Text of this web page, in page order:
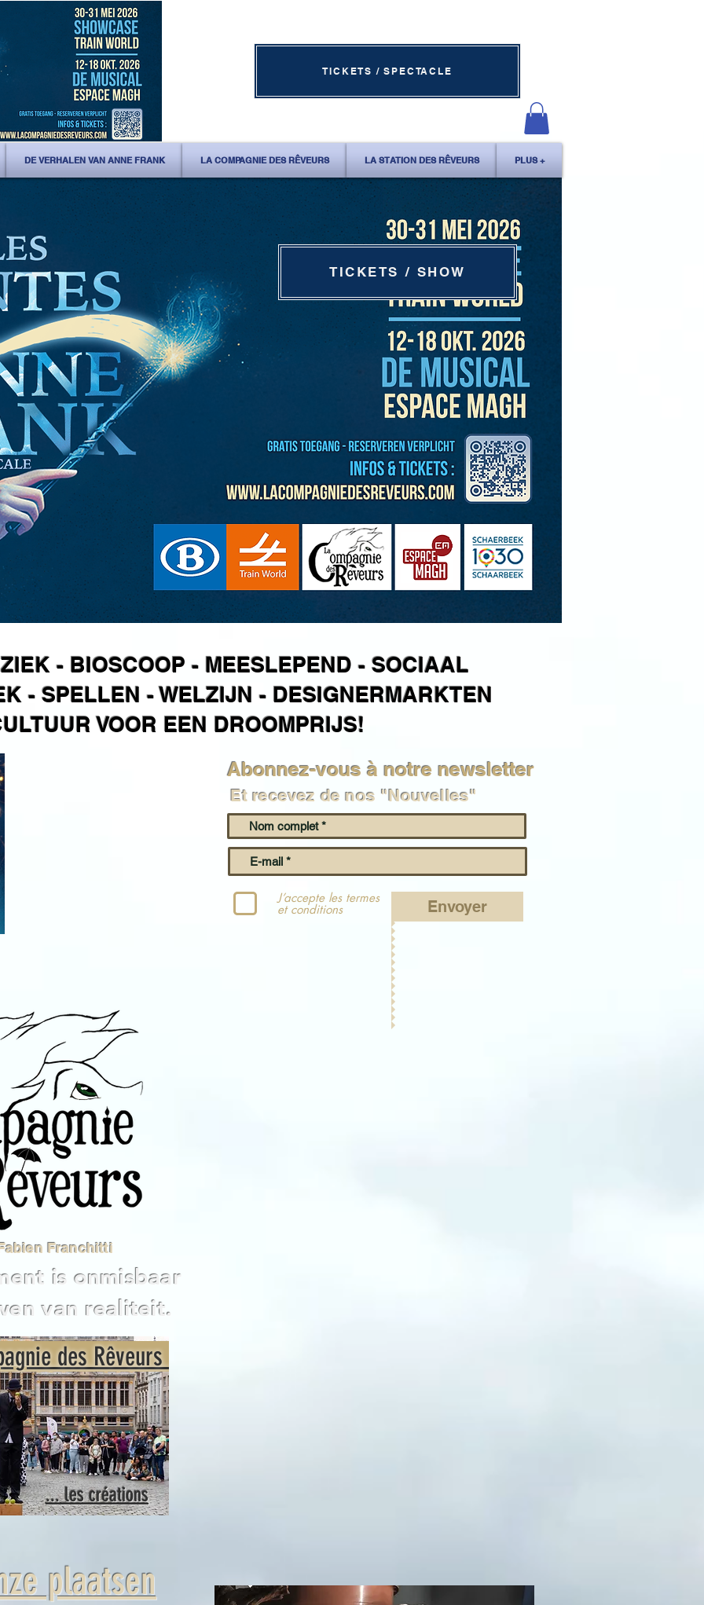
TICKETS / SPECTACLE
DE VERHALEN VAN ANNE FRANK LA COMPAGNIE DES RÊVEURS LA STATION DES RÊVEURS PLUS +
TICKETS / SHOW
- BIOSCOOP - MEESLEPEND - SOCIAAL
- SPELLEN - WELZIJN - DESIGNERMARKTEN
VOOR EEN DROOMPRIJS!
Abonnez-vous à notre newsletter
Et recevez de nos "Nouvelles"
J’accepte les termes
et conditions Envoyer
Franchitti
is onmisbaar
van realiteit.
... les créations
des Rêveurs
plaatsen